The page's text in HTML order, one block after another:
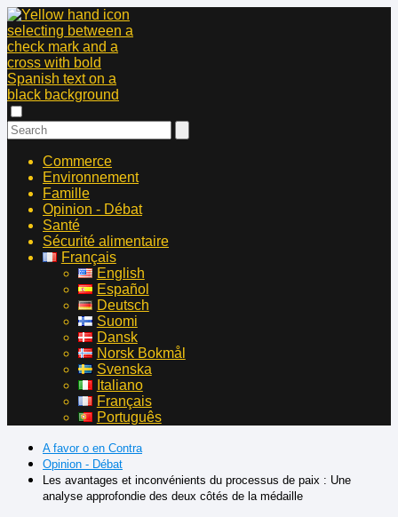
Commerce
Environnement
Famille
Opinion - Débat
Santé
Sécurité alimentaire
Français
English
Español
Deutsch
Suomi
Dansk
Norsk Bokmål
Svenska
Italiano
Français
Português
A favor o en Contra
Opinion - Débat
Les avantages et inconvénients du processus de paix : Une
analyse approfondie des deux côtés de la médaille